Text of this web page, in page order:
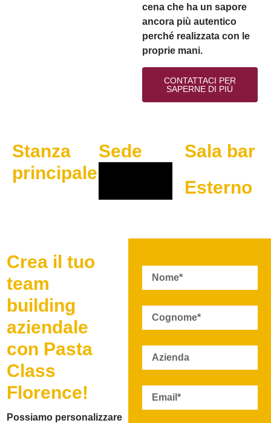
cena che ha un sapore
ancora più autentico
perché realizzata con le
proprie mani.
CONTATTACI PER
SAPERNE DI PIÙ
Stanza
principale
Sede
Sala bar
Esterno
Crea il tuo
team
building
aziendale
con Pasta
Class
Florence!
Possiamo personalizzare